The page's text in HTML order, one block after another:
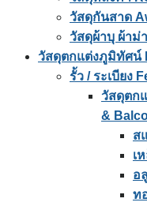
วัสดุกันสาด
วัสดุผ้าบุ ผ้าม่
วัสดุตกแต่งภูมิทัศน์
รั้ว / ระเบียง
วัสดุตก
&
ส
เ
อ
ท